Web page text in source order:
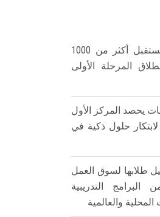
معامل التنسيق الإلكتروني تستقبل أكثر من 1000
المرحلة الأولى
يحصد المركز الأول
حلول ذكية في
طلابها لسوق العمل
التدريبية
والعالمية